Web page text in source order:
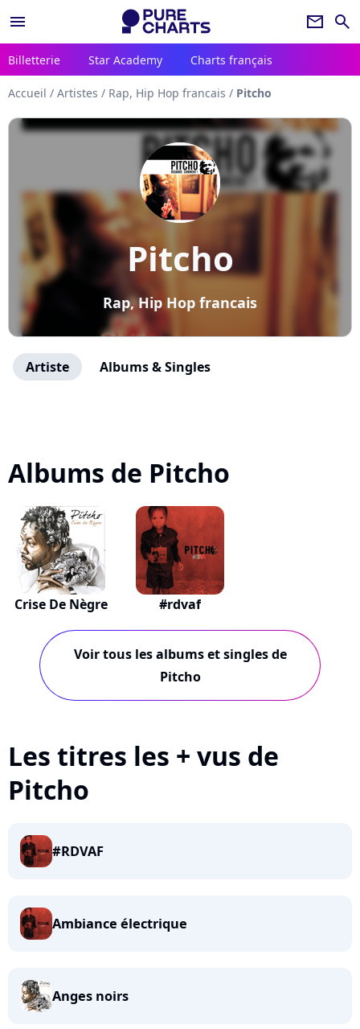
menu newsletter search
Billetterie Star Academy Charts français
Accueil / Artistes / Rap, Hip Hop francais / Pitcho
Pitcho
Rap, Hip Hop francais
Artiste Albums & Singles
Albums de Pitcho
Crise De Nègre #rdvaf
Voir tous les albums et singles de
Pitcho
Les titres les + vus de
Pitcho
#RDVAF
Ambiance électrique
Anges noirs